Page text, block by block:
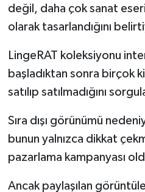
değil, daha çok sanat
olarak tasarlandığını
LingeRAT koleksiyonu
başladıktan sonra birçok
satılıp satılmadığını
Sıra dışı görünümü
bunun yalnızca dikkat
pazarlama kampanyası
Ancak paylaşılan